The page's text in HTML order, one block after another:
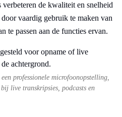
de kwaliteit en snelheid
vaardig gebruik te maken van
te passen aan de functies ervan.
professionele microfoonopstelling,
live transkripsies, podcasts en